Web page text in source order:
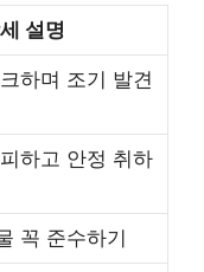
설명
하며 조기 발견
하고 안정 취하
꼭 준수하기